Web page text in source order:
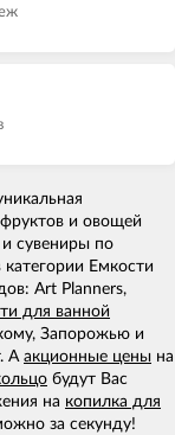
и овощей
сувениры по
Емкости
Art Planners,
для ванной
Запорожью и
А акционные цены на
будут Вас
на копилка для
за секунду!